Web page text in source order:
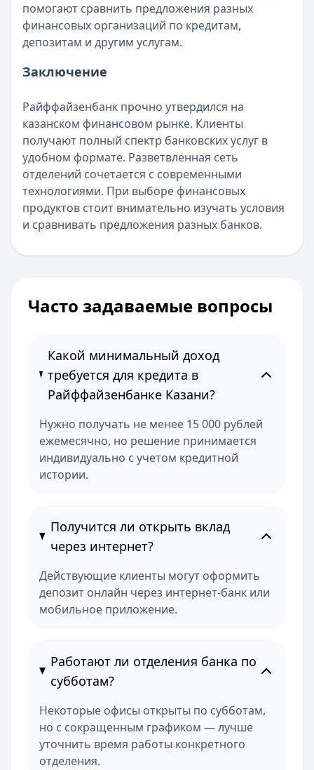
помогают сравнить предложения разных
финансовых организаций по кредитам,
депозитам и другим услугам.
Заключение
Райффайзенбанк прочно утвердился на
казанском финансовом рынке. Клиенты
получают полный спектр банковских услуг в
удобном формате. Разветвленная сеть
отделений сочетается с современными
технологиями. При выборе финансовых
продуктов стоит внимательно изучать условия
и сравнивать предложения разных банков.
Часто задаваемые вопросы
Какой минимальный доход
требуется для кредита в
Райффайзенбанке Казани?
Нужно получать не менее 15 000 рублей
ежемесячно, но решение принимается
индивидуально с учетом кредитной
истории.
Получится ли открыть вклад
через интернет?
Действующие клиенты могут оформить
депозит онлайн через интернет-банк или
мобильное приложение.
Работают ли отделения банка по
субботам?
Некоторые офисы открыты по субботам,
но с сокращенным графиком — лучше
уточнить время работы конкретного
отделения.